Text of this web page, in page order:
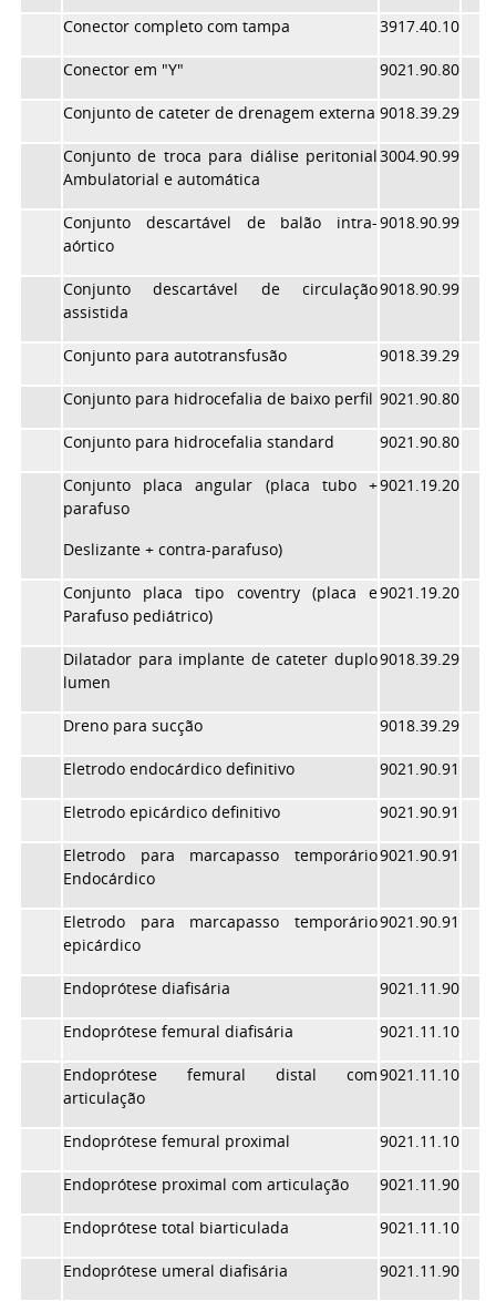
Conector completo com tampa 3917.40.10
Conector em "Y" 9021.90.80
Conjunto de cateter de drenagem externa 9018.39.29
Conjunto de troca para diálise peritonial
Ambulatorial e automática
3004.90.99
Conjunto descartável de balão intra-
aórtico
9018.90.99
Conjunto descartável de circulação
assistida
9018.90.99
Conjunto para autotransfusão 9018.39.29
Conjunto para hidrocefalia de baixo perfil 9021.90.80
Conjunto para hidrocefalia standard 9021.90.80
Conjunto placa angular (placa tubo +
parafuso
Deslizante + contra-parafuso)
9021.19.20
Conjunto placa tipo coventry (placa e
Parafuso pediátrico)
9021.19.20
Dilatador para implante de cateter duplo
lumen
9018.39.29
Dreno para sucção 9018.39.29
Eletrodo endocárdico definitivo 9021.90.91
Eletrodo epicárdico definitivo 9021.90.91
Eletrodo para marcapasso temporário
Endocárdico
9021.90.91
Eletrodo para marcapasso temporário
epicárdico
9021.90.91
Endoprótese diafisária 9021.11.90
Endoprótese femural diafisária 9021.11.10
Endoprótese femural distal com
articulação
9021.11.10
Endoprótese femural proximal 9021.11.10
Endoprótese proximal com articulação 9021.11.90
Endoprótese total biarticulada 9021.11.10
Endoprótese umeral diafisária 9021.11.90